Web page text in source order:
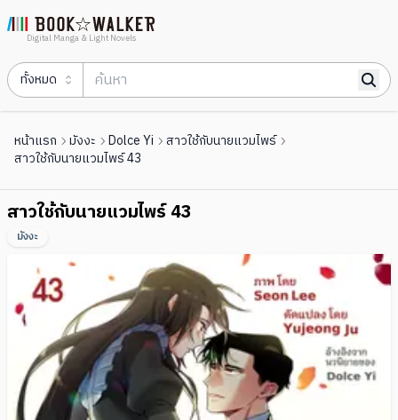
Digital Manga & Light Novels
ทั้งหมด
หน้าแรก มังงะ Dolce Yi
สาวใช้กับนายแวมไพร์
สาวใช้กับนายแวมไพร์ 43
สาวใช้กับนายแวมไพร์ 43
มังงะ